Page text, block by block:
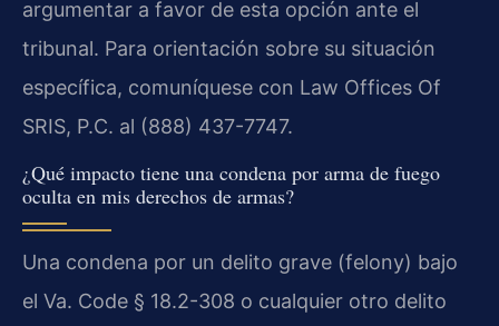
argumentar a favor de esta opción ante el
tribunal. Para orientación sobre su situación
específica, comuníquese con Law Offices Of
SRIS, P.C. al (888) 437-7747.
¿Qué impacto tiene una condena por arma de fuego
oculta en mis derechos de armas?
Una condena por un delito grave (felony) bajo
el Va. Code § 18.2-308 o cualquier otro delito